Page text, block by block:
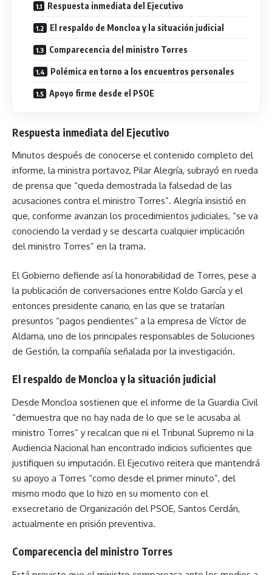
Respuesta inmediata del Ejecutivo
El respaldo de Moncloa y la situación judicial
Comparecencia del ministro Torres
Polémica en torno a los encuentros personales
Apoyo firme desde el PSOE
Respuesta inmediata del Ejecutivo
Minutos después de conocerse el contenido completo del
informe, la ministra portavoz, Pilar Alegría, subrayó en rueda
de prensa que “queda demostrada la falsedad de las
acusaciones contra el ministro Torres”. Alegría insistió en
que, conforme avanzan los procedimientos judiciales, “se va
conociendo la verdad y se descarta cualquier implicación
del ministro Torres” en la trama.
El Gobierno defiende así la honorabilidad de Torres, pese a
la publicación de conversaciones entre Koldo García y el
entonces presidente canario, en las que se tratarían
presuntos “pagos pendientes” a la empresa de Víctor de
Aldama, uno de los principales responsables de Soluciones
de Gestión, la compañía señalada por la investigación.
El respaldo de Moncloa y la situación judicial
Desde Moncloa sostienen que el informe de la Guardia Civil
“demuestra que no hay nada de lo que se le acusaba al
ministro Torres” y recalcan que ni el Tribunal Supremo ni la
Audiencia Nacional han encontrado indicios suficientes que
justifiquen su imputación. El Ejecutivo reitera que mantendrá
su apoyo a Torres “como desde el primer minuto”, del
mismo modo que lo hizo en su momento con el
exsecretario de Organización del PSOE, Santos Cerdán,
actualmente en prisión preventiva.
Comparecencia del ministro Torres